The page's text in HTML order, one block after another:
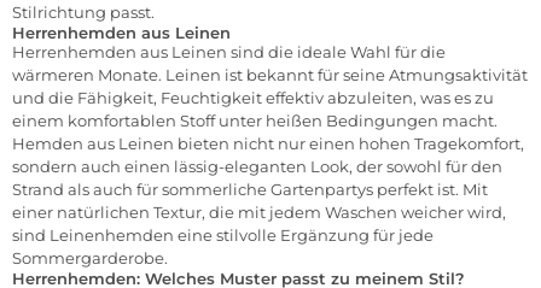
Stilrichtung passt.
Herrenhemden aus Leinen
Herrenhemden aus Leinen sind die ideale Wahl für die
wärmeren Monate. Leinen ist bekannt für seine Atmungsaktivität
und die Fähigkeit, Feuchtigkeit effektiv abzuleiten, was es zu
einem komfortablen Stoff unter heißen Bedingungen macht.
Hemden aus Leinen bieten nicht nur einen hohen Tragekomfort,
sondern auch einen lässig-eleganten Look, der sowohl für den
Strand als auch für sommerliche Gartenpartys perfekt ist. Mit
einer natürlichen Textur, die mit jedem Waschen weicher wird,
sind Leinenhemden eine stilvolle Ergänzung für jede
Sommergarderobe.
Herrenhemden: Welches Muster passt zu meinem Stil?